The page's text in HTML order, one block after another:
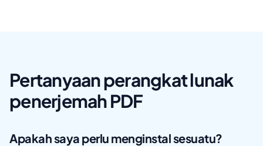
Pertanyaan perangkat lunak
penerjemah PDF
Apakah saya perlu menginstal sesuatu?